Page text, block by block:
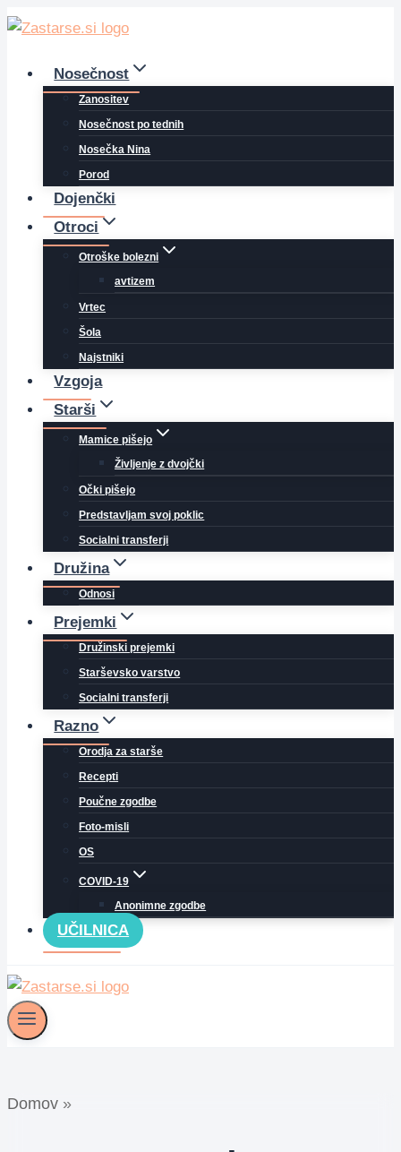
Skip
contentNosečnost
Zanositev
Nosečnost po tednih
Nosečka Nina
Porod
Dojenčki
Otroci
Otroške bolezni
avtizem
Vrtec
Šola
Najstniki
Vzgoja
Starši
Mamice pišejo
Življenje z dvojčki
Očki pišejo
Predstavljam svoj poklic
Socialni transferji
Družina
Odnosi
Prejemki
Družinski prejemki
Starševsko varstvo
Socialni transferji
Razno
Orodja za starše
Recepti
Poučne zgodbe
Foto-misli
OS
COVID-19
Anonimne zgodbe
UČILNICA
Domov »